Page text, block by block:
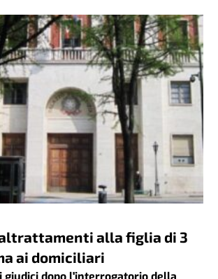
alla figlia di 3
ai domiciliari